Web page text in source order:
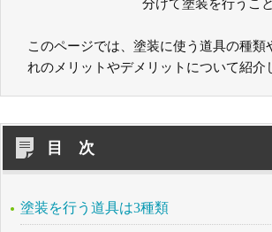
分けて塗装を行うこ
このページでは、塗装に使う道具の種類
れのメリットやデメリットについて紹介
目 次
塗装を行う道具は3種類